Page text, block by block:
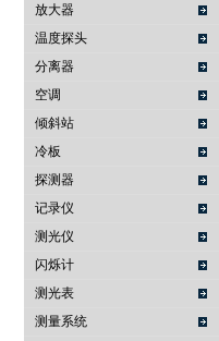
武汉提沃克科技有限公司
放大器
温度探头
分离器
空调
倾斜站
冷板
探测器
记录仪
测光仪
闪烁计
测光表
测量系统